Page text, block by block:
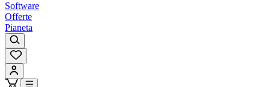
Software
Offerte
Pianeta